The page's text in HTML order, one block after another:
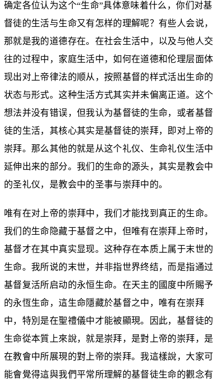
确定各位认为这个“生命”具体意味着什么，你们对基
督徒的生活与生命又有怎样的理解呢？有些人会说，
那就是我的道德存在。在社会生活中，以及与他人交
往的过程中，家庭生活中，如何在道德和伦理层面体
现出对上帝律法的顺从，按照基督的样式活出生命的
状态与形式。这种生活方式其实并未偏离正道。这个
想法并没有错误，但我认为基督徒的生命，或者基督
徒的生活，其核心其实是基督徒的崇拜，即对上帝的
崇拜。那么其他的就是从这个礼仪、生命礼仪生活中
延伸出来的部分。我们的生命的源头，其实是教会中
的圣礼仪，是教会中的圣事与崇拜中的。
唯有在对上帝的崇拜中，我们才能找到真正的生命。
我们的生命隐藏于基督之中，但唯有在崇拜上帝时，
基督才在其中真实显现。这种存在本质上属于末世的
生命。我所说的末世，并非指世界终结，而是指通过
基督复活所启动的永恒生命。在天主的國度中所賜予
的永恆生命，這生命隱藏於基督之中，唯有在崇拜
中，特別是在聖禮儀中才能被顯現。因此，基督徒的
生命從本質上來說，就是崇拜，是對上帝的崇拜，是
在教會中所展現的對上帝的崇拜。我這樣說，大家可
能會覺得這與我們平常所理解的基督徒生命的觀念有